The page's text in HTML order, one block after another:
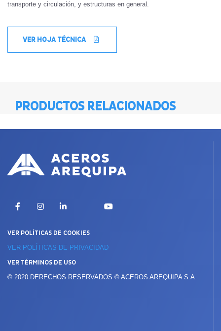
transporte y circulación, y estructuras en general.
VER HOJA TÉCNICA
PRODUCTOS RELACIONADOS
FacebookInstagramLinkedIn YouTube
VER POLÍTICAS DE COOKIES
VER POLÍTICAS DE PRIVACIDAD
VER TÉRMINOS DE USO
© 2020 DERECHOS RESERVADOS © ACEROS AREQUIPA S.A.